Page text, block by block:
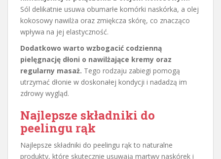
Sól delikatnie usuwa obumarłe komórki naskórka, a olej
kokosowy nawilża oraz zmiękcza skórę, co znacząco
wpływa na jej elastyczność.
Dodatkowo warto wzbogacić codzienną
pielęgnację dłoni o nawilżające kremy oraz
regularny masaż. Tego rodzaju zabiegi pomogą
utrzymać dłonie w doskonałej kondycji i nadadzą im
zdrowy wygląd.
Najlepsze składniki do
peelingu rąk
Najlepsze składniki do peelingu rąk to naturalne
produkty, które skutecznie usuwają martwy naskórek i